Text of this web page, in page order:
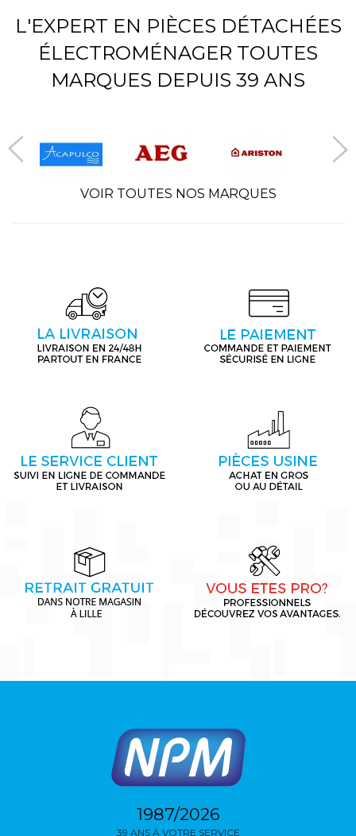
L'EXPERT EN PIÈCES DÉTACHÉES
ÉLECTROMÉNAGER TOUTES
MARQUES DEPUIS 39 ANS
VOIR TOUTES NOS MARQUES
1987/2026
39 ANS À VOTRE SERVICE